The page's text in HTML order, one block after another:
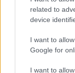
related to
device
I want to
Google for
I want to
Andrea
Nicolaporro.it è